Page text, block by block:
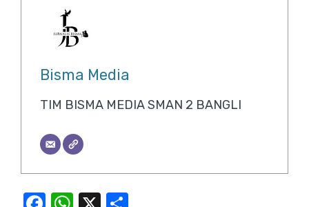
Bisma Media
TIM BISMA MEDIA SMAN 2 BANGLI